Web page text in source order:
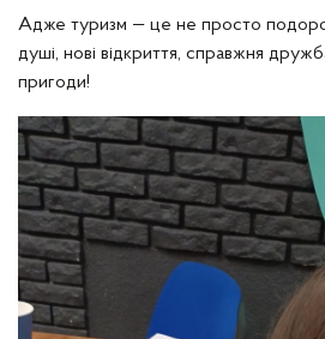
Адже туризм — це не просто
душі, нові відкриття, справжня
пригоди!